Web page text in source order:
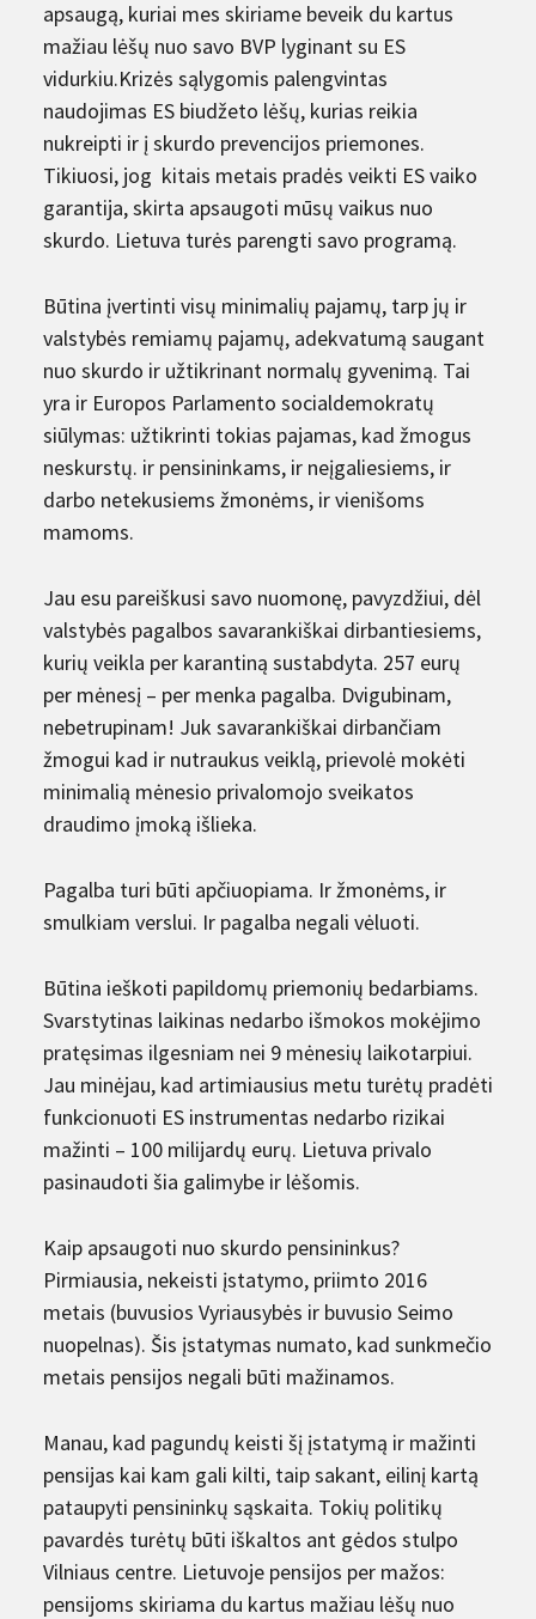
apsaugą, kuriai mes skiriame beveik du kartus
mažiau lėšų nuo savo BVP lyginant su ES
vidurkiu.Krizės sąlygomis palengvintas
naudojimas ES biudžeto lėšų, kurias reikia
nukreipti ir į skurdo prevencijos priemones.
Tikiuosi, jog kitais metais pradės veikti ES vaiko
garantija, skirta apsaugoti mūsų vaikus nuo
skurdo. Lietuva turės parengti savo programą.
Būtina įvertinti visų minimalių pajamų, tarp jų ir
valstybės remiamų pajamų, adekvatumą saugant
nuo skurdo ir užtikrinant normalų gyvenimą. Tai
yra ir Europos Parlamento socialdemokratų
siūlymas: užtikrinti tokias pajamas, kad žmogus
neskurstų. ir pensininkams, ir neįgaliesiems, ir
darbo netekusiems žmonėms, ir vienišoms
mamoms.
Jau esu pareiškusi savo nuomonę, pavyzdžiui, dėl
valstybės pagalbos savarankiškai dirbantiesiems,
kurių veikla per karantiną sustabdyta. 257 eurų
per mėnesį – per menka pagalba. Dvigubinam,
nebetrupinam! Juk savarankiškai dirbančiam
žmogui kad ir nutraukus veiklą, prievolė mokėti
minimalią mėnesio privalomojo sveikatos
draudimo įmoką išlieka.
Pagalba turi būti apčiuopiama. Ir žmonėms, ir
smulkiam verslui. Ir pagalba negali vėluoti.
Būtina ieškoti papildomų priemonių bedarbiams.
Svarstytinas laikinas nedarbo išmokos mokėjimo
pratęsimas ilgesniam nei 9 mėnesių laikotarpiui.
Jau minėjau, kad artimiausius metu turėtų pradėti
funkcionuoti ES instrumentas nedarbo rizikai
mažinti – 100 milijardų eurų. Lietuva privalo
pasinaudoti šia galimybe ir lėšomis.
Kaip apsaugoti nuo skurdo pensininkus?
Pirmiausia, nekeisti įstatymo, priimto 2016
metais (buvusios Vyriausybės ir buvusio Seimo
nuopelnas). Šis įstatymas numato, kad sunkmečio
metais pensijos negali būti mažinamos.
Manau, kad pagundų keisti šį įstatymą ir mažinti
pensijas kai kam gali kilti, taip sakant, eilinį kartą
pataupyti pensininkų sąskaita. Tokių politikų
pavardės turėtų būti iškaltos ant gėdos stulpo
Vilniaus centre. Lietuvoje pensijos per mažos:
pensijoms skiriama du kartus mažiau lėšų nuo